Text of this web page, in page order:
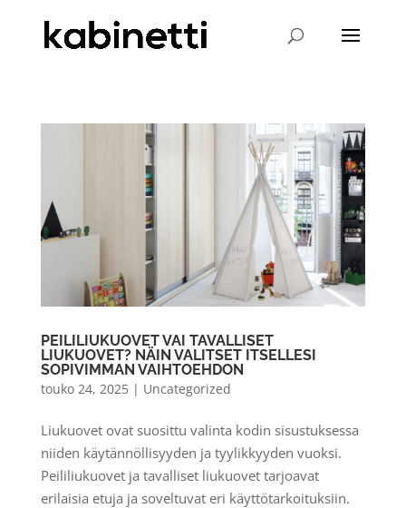
PEILILIUKUOVET VAI TAVALLISET
LIUKUOVET? NÄIN VALITSET ITSELLESI
SOPIVIMMAN VAIHTOEHDON
touko 24, 2025| Uncategorized
Liukuovet ovat suosittu valinta kodin sisustuksessa
niiden käytännöllisyyden ja tyylikkyyden vuoksi.
Peililiukuovet ja tavalliset liukuovet tarjoavat
erilaisia etuja ja soveltuvat eri käyttötarkoituksiin.